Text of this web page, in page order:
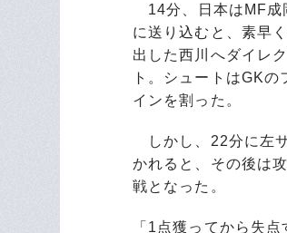
14分、日本はMF成
に送り込むと、素早
出した西川へダイレ
ト。シュートはGK
インを割った。
しかし、22分に左
かれると、その後は
戦となった。
「1点獲ってから失